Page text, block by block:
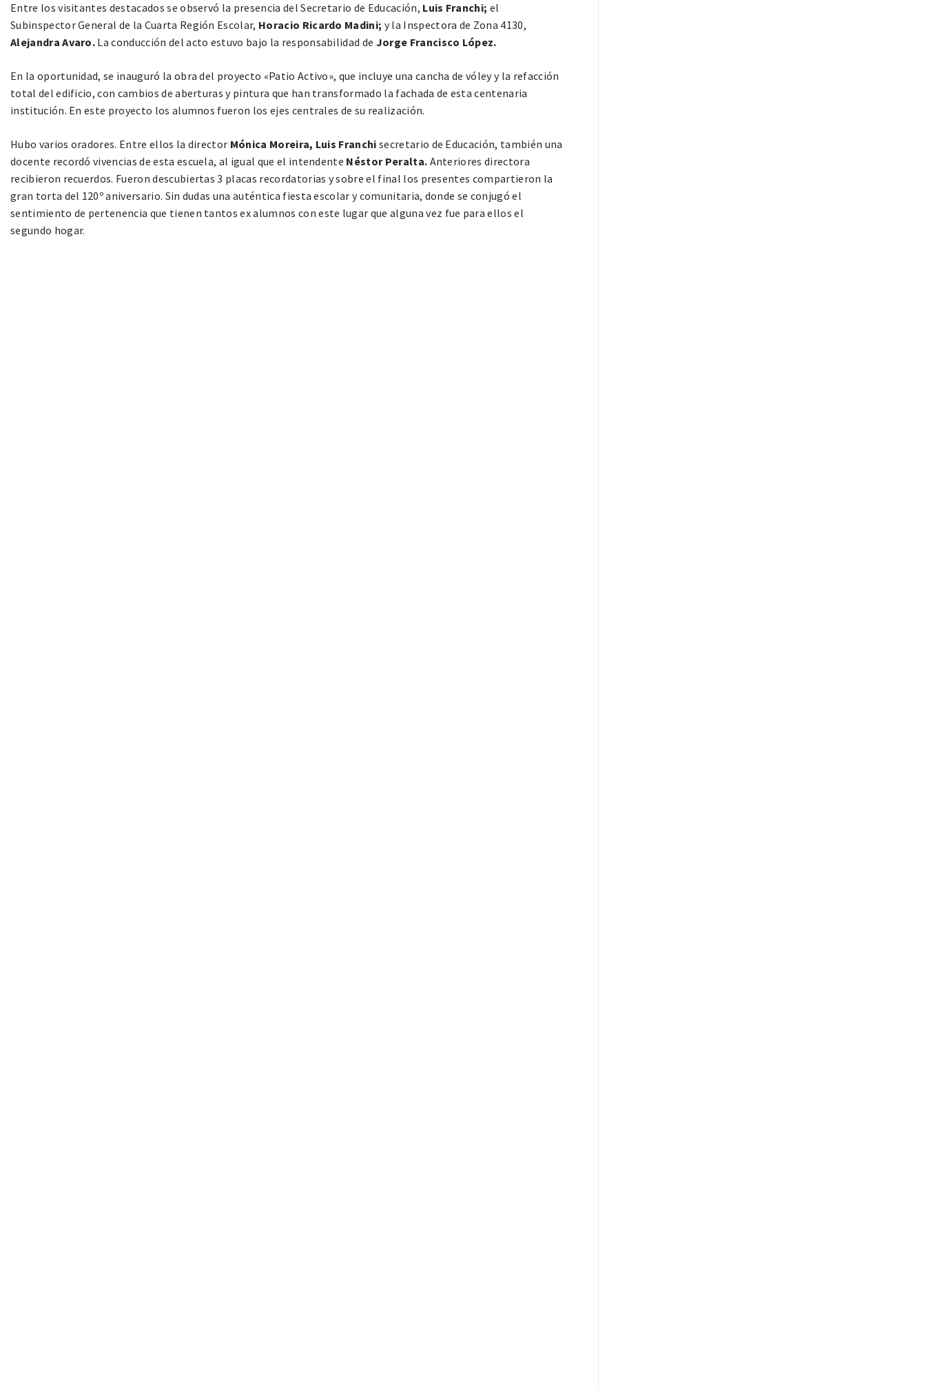
Entre los visitantes destacados se observó la presencia del Secretario de Educación, Luis Franchi; el
Subinspector General de la Cuarta Región Escolar, Horacio Ricardo Madini; y la Inspectora de Zona 4130,
Alejandra Avaro. La conducción del acto estuvo bajo la responsabilidad de Jorge Francisco López.
En la oportunidad, se inauguró la obra del proyecto «Patio Activo», que incluye una cancha de vóley y la refacción
total del edificio, con cambios de aberturas y pintura que han transformado la fachada de esta centenaria
institución. En este proyecto los alumnos fueron los ejes centrales de su realización.
Hubo varios oradores. Entre ellos la director Mónica Moreira, Luis Franchisecretario de Educación, también una
docente recordó vivencias de esta escuela, al igual que el intendente Néstor Peralta. Anteriores directora
recibieron recuerdos. Fueron descubiertas 3 placas recordatorias y sobre el final los presentes compartieron la
gran torta del 120º aniversario. Sin dudas una auténtica fiesta escolar y comunitaria, donde se conjugó el
sentimiento de pertenencia que tienen tantos ex alumnos con este lugar que alguna vez fue para ellos el
segundo hogar.